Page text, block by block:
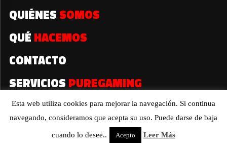
QUIÉNES SOMOS
QUÉ HACEMOS
CONTACTO
SERVICIOS PUREGAMING
2019© Todos los derechos reservados
Esta web utiliza cookies para mejorar la navegación. Si continua
navegando, consideramos que acepta su uso. Puede darse de baja
cuando lo desee.. Acepto Leer Más